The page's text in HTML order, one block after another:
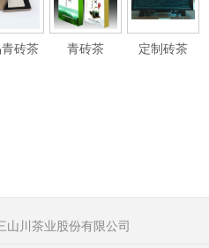
砖茶 青砖茶 定制砖茶
山川茶业股份有限公司